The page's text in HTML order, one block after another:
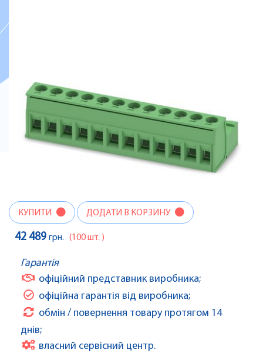
КУПИТИ ДОДАТИ В КОРЗИНУ
42 489 грн. (100 шт. )
Гарантія
офіційний представник виробника;
офіційна гарантія від виробника;
обмін / повернення товару протягом 14
днів;
власний сервісний центр.